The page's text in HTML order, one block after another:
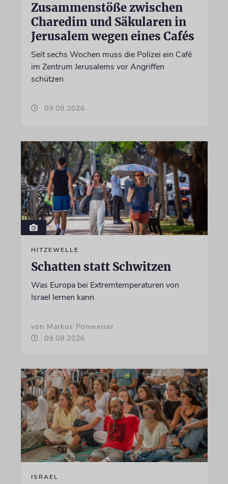
Zusammenstöße zwischen
Charedim und Säkularen in
Jerusalem wegen eines Cafés
Seit sechs Wochen muss die Polizei ein Café
im Zentrum Jerusalems vor Angriffen
schützen
09.08.2026
HITZEWELLE
Schatten statt Schwitzen
Was Europa bei Extremtemperaturen von
Israel lernen kann
von Markus Ponweiser
09.08.2026
ISRAEL